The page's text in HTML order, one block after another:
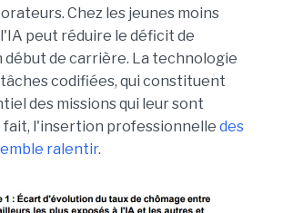
Chez les jeunes moins
peut réduire le déficit de
de carrière. La technologie
codifiées, qui constituent
des missions qui leur sont
fait, l'insertion professionnelle des
ralentir.